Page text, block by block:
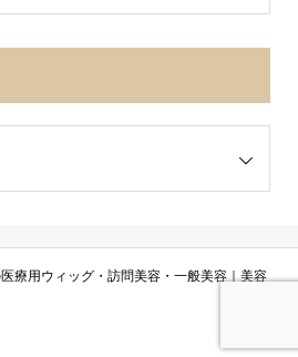
療用ウィッグ・訪問美容・一般美容｜美容